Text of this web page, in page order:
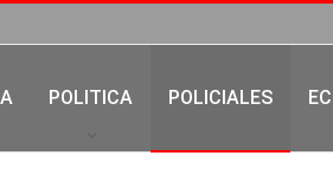
POLITICA POLICIALES